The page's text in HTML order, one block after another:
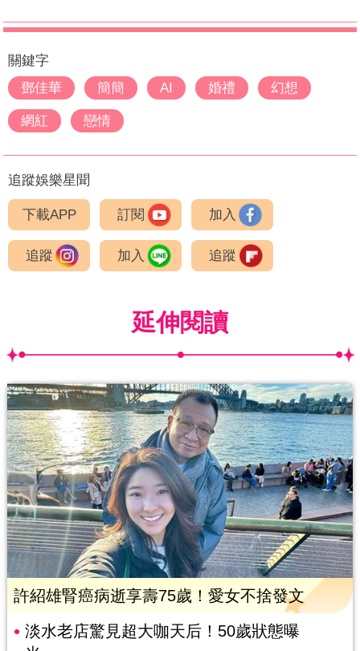
關鍵字
鄧佳華
簡簡 AI 婚禮 幻想
網紅 戀情
追蹤娛樂星聞
下載APP 訂閱 加入
追蹤 加入 追蹤
延伸閱讀
許紹雄腎癌病逝享壽75歲！愛女不捨發文
淡水老店驚見超大咖天后！50歲狀態曝